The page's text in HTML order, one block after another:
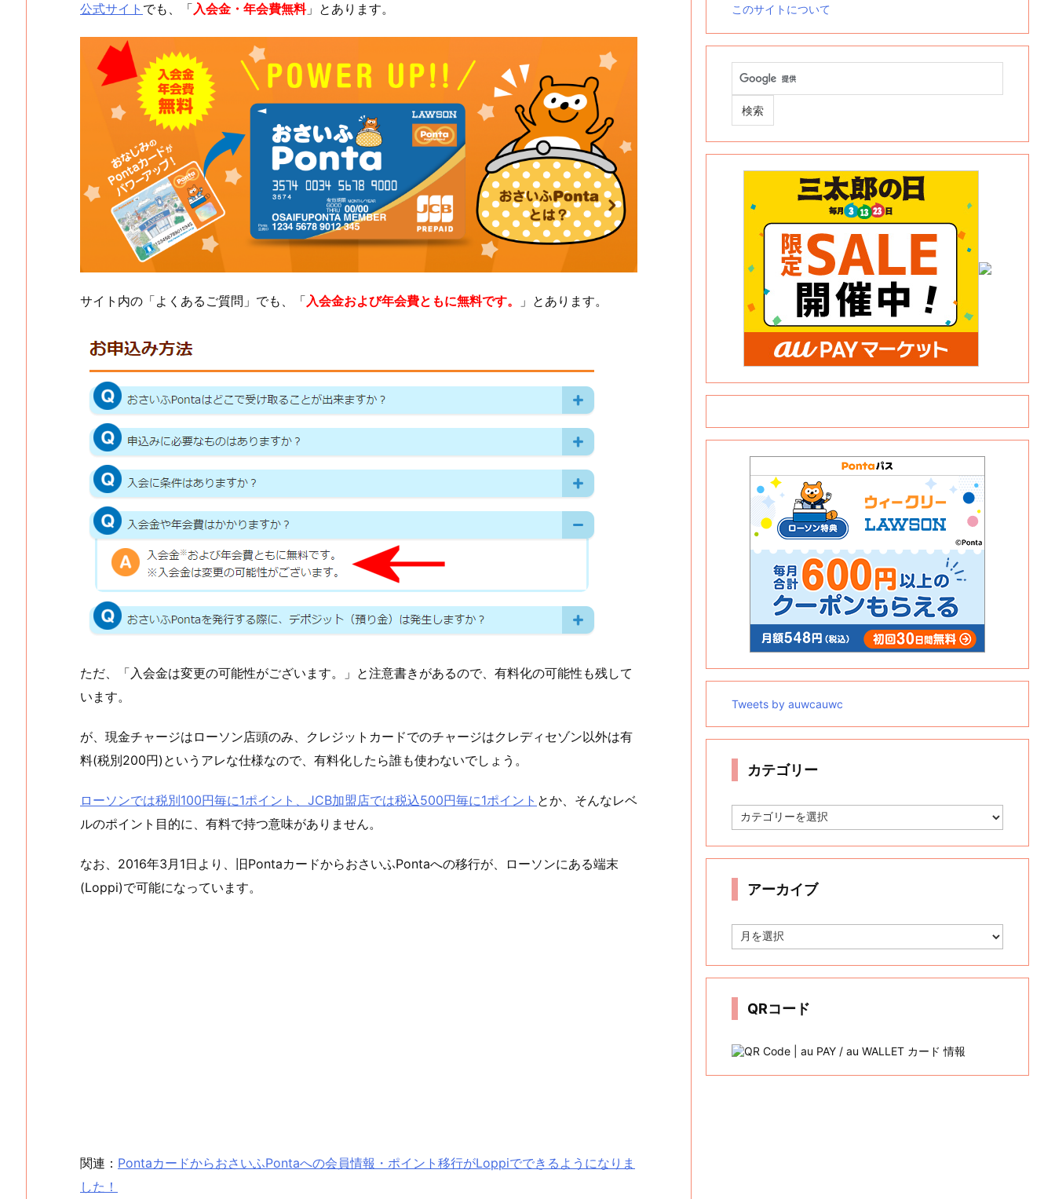
公式サイト でも、「入会金・年会費無料」とあります。
サイト内の「よくあるご質問」でも、「 入会金および年会費ともに無料です。 」とあります。
ただ、「入会金は変更の可能性がございます。」と注意書きがあるので、有料化の可能性も残して
います。
が、現金チャージはローソン店頭のみ、クレジットカードでのチャージはクレディセゾン以外は有
料(税別200円)というアレな仕様なので、有料化したら誰も使わないでしょう。
ローソンでは税別100円毎に1ポイント、JCB加盟店では税込500円毎に1ポイント とか、そんなレベ
ルのポイント目的に、有料で持つ意味がありません。
なお、2016年3月1日より、旧PontaカードからおさいふPontaへの移行が、ローソンにある端末
(Loppi)で可能になっています。
関連： PontaカードからおさいふPontaへの会員情報・ポイント移行がLoppiでできるようになりま
した！
このサイトについて
Tweets by auwcauwc
カテゴリー
テ
リ
アーカイブ
ー
イ
QRコード